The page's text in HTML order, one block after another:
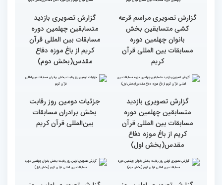
گزارش تصویری دومین روز
رقابت بخش برادران
چهلمین دوره مسابقات
بین‌المللی قرآن کریم(بخش
دوم)
گزارش تصویری دومین روز
رقابت بخش برادران
چهلمین دوره مسابقات
بین‌المللی قرآن کریم(بخش
اول)
گزارش تصویری مراسم قرعه
کشی متسابقین بخش
بانوان چهلمین دوره
مسابقات بین المللی قرآن
کریم
گزارش تصویری بازدید
متسابقین چهلمین دوره
مسابقات بین المللی قرآن